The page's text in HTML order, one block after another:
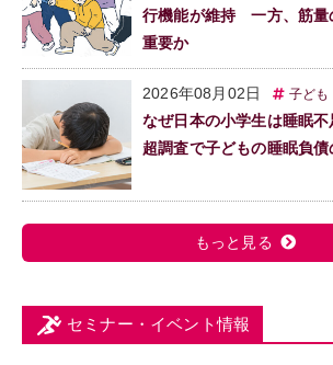
行機能が維持 一方、筋量
重要か
2026年08月02日 子ども
なぜ日本の小学生は睡眠
超調査で子どもの睡眠負債
もっと見る
セミナー・イベント情報